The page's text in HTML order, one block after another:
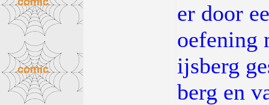
er door
oefening
ijsberg
berg en